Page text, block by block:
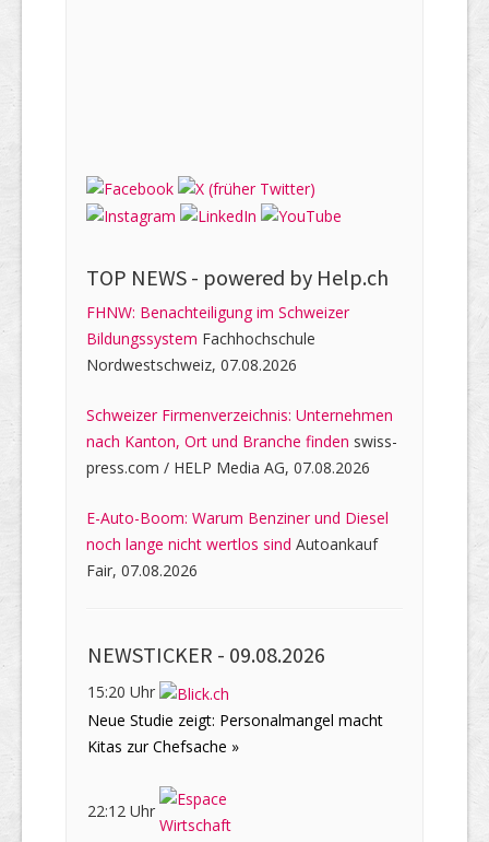
TOP NEWS - powered by Help.ch
FHNW: Benachteiligung im Schweizer
Bildungssystem Fachhochschule
Nordwestschweiz, 07.08.2026
Schweizer Firmenverzeichnis: Unternehmen
nach Kanton, Ort und Branche finden swiss-
press.com / HELP Media AG, 07.08.2026
E-Auto-Boom: Warum Benziner und Diesel
noch lange nicht wertlos sind Autoankauf
Fair, 07.08.2026
NEWSTICKER - 09.08.2026
15:20 Uhr
Neue Studie zeigt: Personalmangel macht
Kitas zur Chefsache »
22:12 Uhr